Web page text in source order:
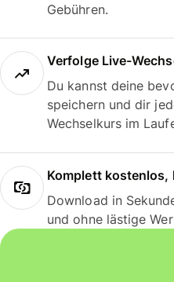
Gebühren.
Verfolge Live-
Du kannst deine
speichern und dir
Wechselkurs im
Komplett kostenlos,
Download in
und ohne lästige